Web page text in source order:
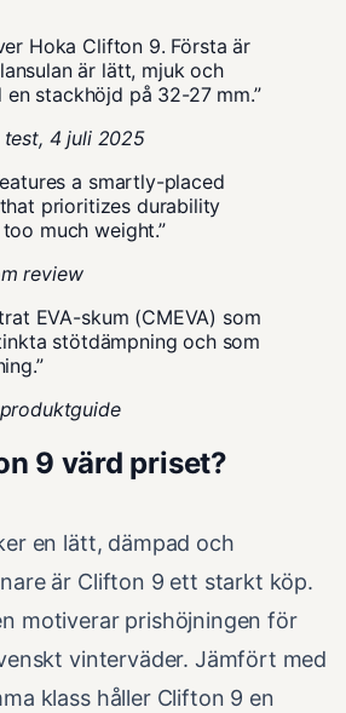
Hoka Clifton 9. Första är
är lätt, mjuk och
en stackhöjd på 32-27 mm.”
test, 4 juli 2025
a smartly-placed
prioritizes durability
much weight.”
review
EVA-skum (CMEVA) som
stötdämpning och som
9 värd priset?
en lätt, dämpad och
är Clifton 9 ett starkt köp.
motiverar prishöjningen för
vinterväder. Jämfört med
klass håller Clifton 9 en